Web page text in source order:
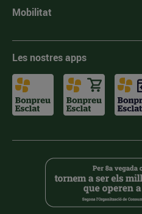
Mobilitat
Les nostres apps